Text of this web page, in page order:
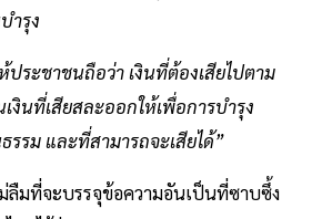
ำรุง
ระชาชนถือว่า เงินที่ต้องเสียไปตาม
งินที่เสียสละออกให้เพื่อการบำรุง
รรม และที่สามารถจะเสียได้”
ลืมที่จะบรรจุข้อความอันเป็นที่ซาบซึ้ง